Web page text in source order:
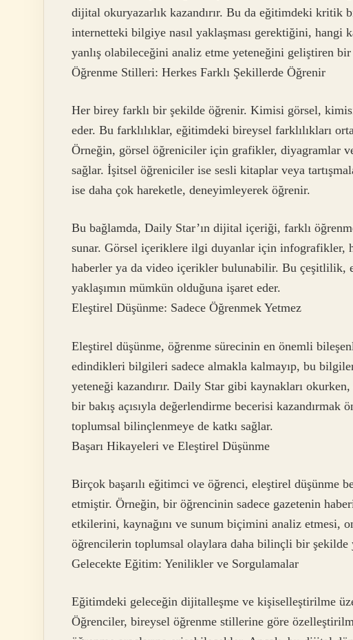
dijital okuryazarlık kazandırır. Bu da eğitimdeki
internetteki bilgiye nasıl yaklaşması gerektiğini,
yanlış olabileceğini analiz etme yeteneğini geliştiren
Öğrenme Stilleri: Herkes Farklı Şekillerde Öğrenir
Her birey farklı bir şekilde öğrenir. Kimisi görsel,
eder. Bu farklılıklar, eğitimdeki bireysel farklılıkları
Örneğin, görsel öğreniciler için grafikler, diyagramlar
sağlar. İşitsel öğreniciler ise sesli kitaplar veya
ise daha çok hareketle, deneyimleyerek öğrenir.
Bu bağlamda, Daily Star’ın dijital içeriği, farklı
sunar. Görsel içeriklere ilgi duyanlar için infografikler,
haberler ya da video içerikler bulunabilir. Bu çeşitlilik,
yaklaşımın mümkün olduğuna işaret eder.
Eleştirel Düşünme: Sadece Öğrenmek Yetmez
Eleştirel düşünme, öğrenme sürecinin en önemli
edindikleri bilgileri sadece almakla kalmayıp, bu
yeteneği kazandırır. Daily Star gibi kaynakları
bir bakış açısıyla değerlendirme becerisi kazandırmak
toplumsal bilinçlenmeye de katkı sağlar.
Başarı Hikayeleri ve Eleştirel Düşünme
Birçok başarılı eğitimci ve öğrenci, eleştirel düşünme
etmiştir. Örneğin, bir öğrencinin sadece gazetenin
etkilerini, kaynağını ve sunum biçimini analiz etmesi,
öğrencilerin toplumsal olaylara daha bilinçli bir şekilde
Gelecekte Eğitim: Yenilikler ve Sorgulamalar
Eğitimdeki geleceğin dijitalleşme ve kişiselleştirilme
Öğrenciler, bireysel öğrenme stillerine göre